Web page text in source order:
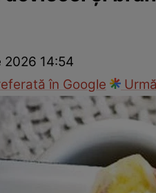
2026 14:54
în Google